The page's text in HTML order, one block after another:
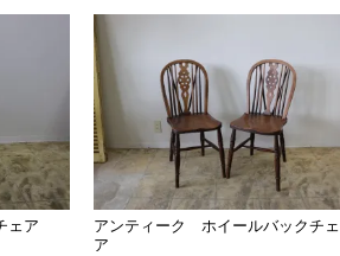
ェア
アンティーク ホイールバックチェ
ア